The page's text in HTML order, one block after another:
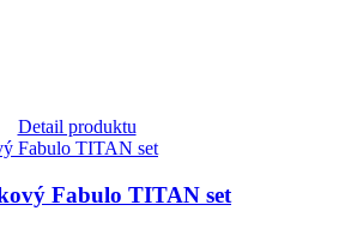
Detail produktu
Fabulo TITAN set